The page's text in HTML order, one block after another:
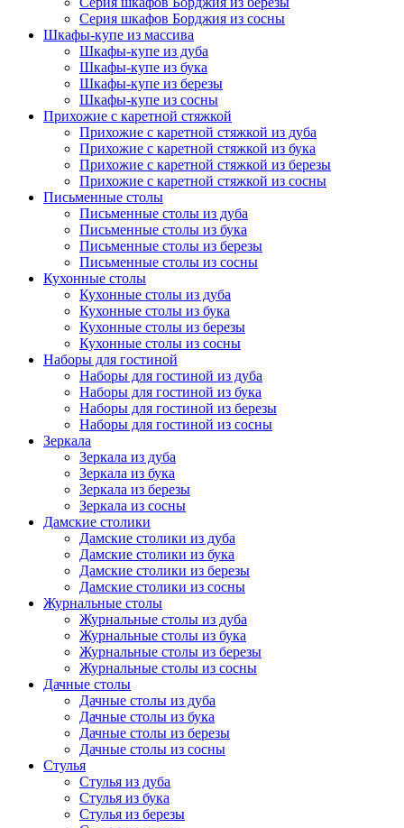
Серия шкафов Борджия из сосны
Шкафы-купе из массива
Шкафы-купе из дуба
Шкафы-купе из бука
Шкафы-купе из березы
Шкафы-купе из сосны
Прихожие с каретной стяжкой
Прихожие с каретной стяжкой из дуба
Прихожие с каретной стяжкой из бука
Прихожие с каретной стяжкой из березы
Прихожие с каретной стяжкой из сосны
Письменные столы
Письменные столы из дуба
Письменные столы из бука
Письменные столы из березы
Письменные столы из сосны
Кухонные столы
Кухонные столы из дуба
Кухонные столы из бука
Кухонные столы из березы
Кухонные столы из сосны
Наборы для гостиной
Наборы для гостиной из дуба
Наборы для гостиной из бука
Наборы для гостиной из березы
Наборы для гостиной из сосны
Зеркала
Зеркала из дуба
Зеркала из бука
Зеркала из березы
Зеркала из сосны
Дамские столики
Дамские столики из дуба
Дамские столики из бука
Дамские столики из березы
Дамские столики из сосны
Журнальные столы
Журнальные столы из дуба
Журнальные столы из бука
Журнальные столы из березы
Журнальные столы из сосны
Дачные столы
Дачные столы из дуба
Дачные столы из бука
Дачные столы из березы
Дачные столы из сосны
Стулья
Стулья из дуба
Стулья из бука
Стулья из березы